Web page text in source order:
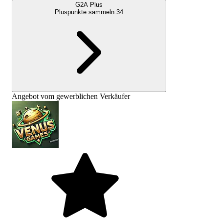
G2A Plus
Pluspunkte sammeln:34
Angebot vom gewerblichen Verkäufer